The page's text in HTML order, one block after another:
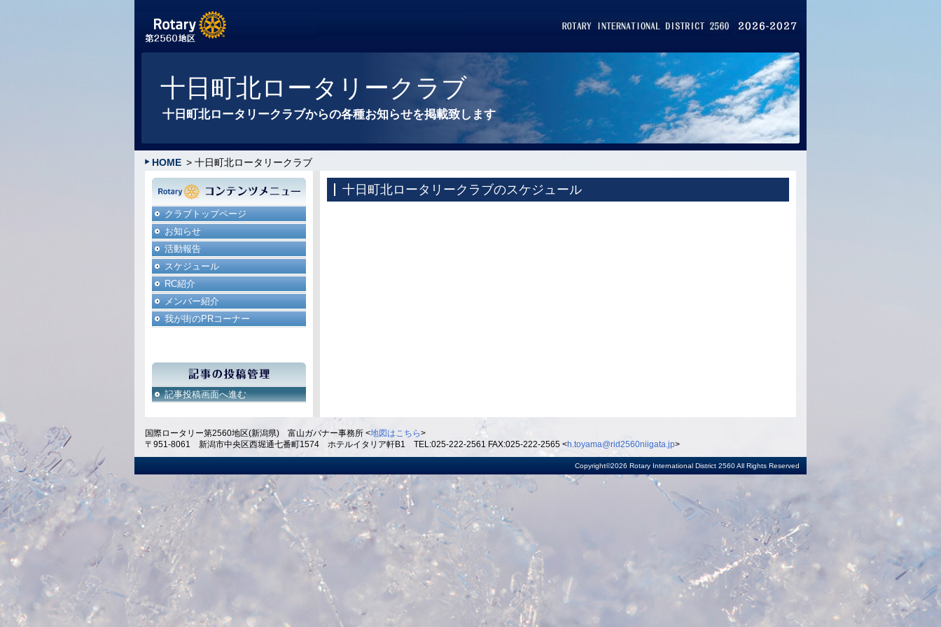
十日町北ロータリークラブ
十日町北ロータリークラブからの各種お知らせを掲載致します
HOME > 十日町北ロータリークラブ
クラブトップページ
お知らせ
活動報告
スケジュール
RC紹介
メンバー紹介
我が街のPRコーナー
記事投稿画面へ進む
十日町北ロータリークラブのスケジュール
国際ロータリー第2560地区(新潟県) 富山ガバナー事務所 <地図はこちら>
〒951-8061 新潟市中央区西堀通七番町1574 ホテルイタリア軒B1 TEL:025-222-2561 FAX:025-222-2565 <h.toyama@rid2560niigata.jp>
Copyright©2026 Rotary International District 2560 All Rights Reserved